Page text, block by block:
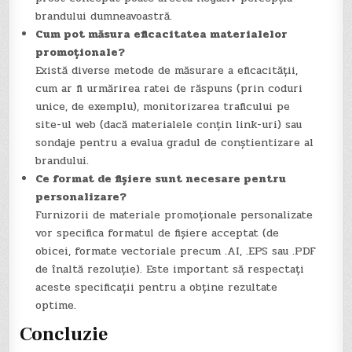
brandului dumneavoastră.
Cum pot măsura eficacitatea materialelor
promoționale?
Există diverse metode de măsurare a eficacității,
cum ar fi urmărirea ratei de răspuns (prin coduri
unice, de exemplu), monitorizarea traficului pe
site-ul web (dacă materialele conțin link-uri) sau
sondaje pentru a evalua gradul de conștientizare al
brandului.
Ce format de fișiere sunt necesare pentru
personalizare?
Furnizorii de materiale promoționale personalizate
vor specifica formatul de fișiere acceptat (de
obicei, formate vectoriale precum .AI, .EPS sau .PDF
de înaltă rezoluție). Este important să respectați
aceste specificații pentru a obține rezultate
optime.
Concluzie